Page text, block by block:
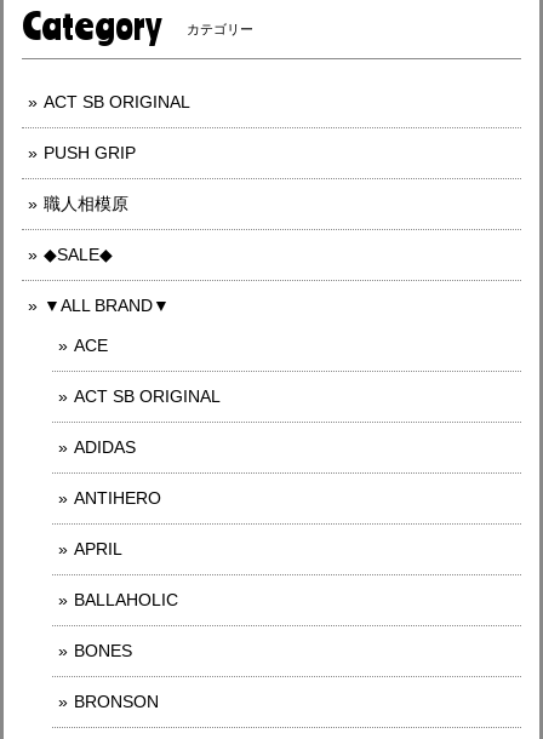
Category カテゴリー
ACT SB ORIGINAL
PUSH GRIP
職人相模原
◆SALE◆
▼ALL BRAND▼
ACE
ACT SB ORIGINAL
ADIDAS
ANTIHERO
APRIL
BALLAHOLIC
BONES
BRONSON